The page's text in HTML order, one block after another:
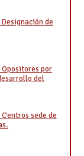
de
Opositores por
del
sede de